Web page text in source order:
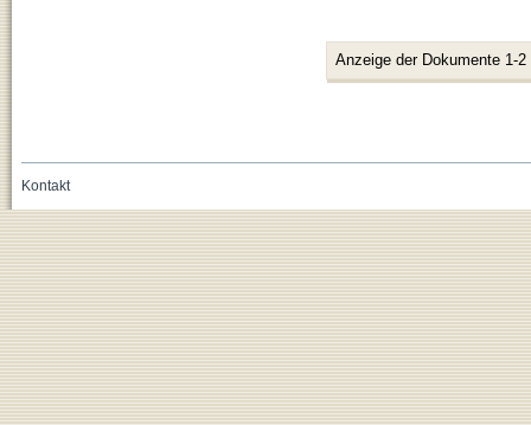
Anzeige der Dokumente 1-2
Kontakt